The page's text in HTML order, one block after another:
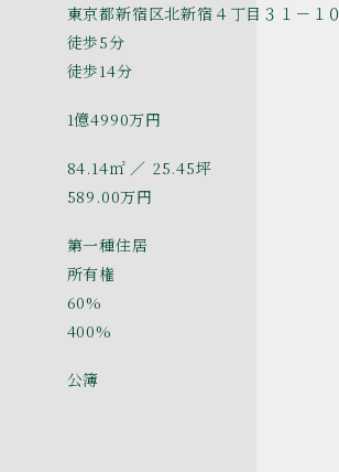
東京都新宿区北新宿４丁目３１－１０
徒歩5分
徒歩14分
1億4990万円
84.14㎡ ／ 25.45坪
589.00万円
第一種住居
所有権
60%
400%
公簿